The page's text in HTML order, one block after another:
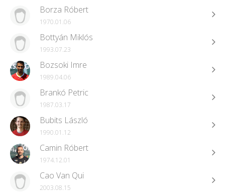
Borza Róbert
1970.01.06
Bottyán Miklós
1993.07.23
Bozsoki Imre
1989.04.06
Brankó Petric
1987.03.17
Bubits László
1990.01.12
Camin Róbert
1974.12.01
Cao Van Qui
2003.08.15